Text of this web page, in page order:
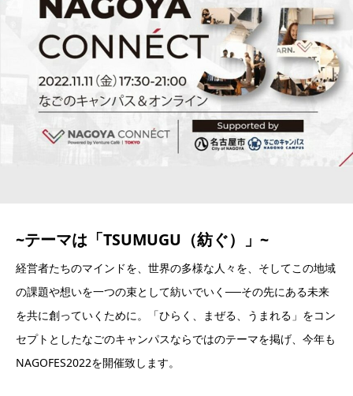
~テーマは 「TSUMUGU（紡ぐ）」 ~
経営者たちのマインドを、世界の多様な人々を、そしてこの地域
の課題や想いを一つの束として紡いでいく──その先にある未来
を共に創っていくために。「ひらく、まぜる、うまれる」をコン
セプトとしたなごのキャンパスならではのテーマを掲げ、今年も
NAGOFES2022を開催致します。